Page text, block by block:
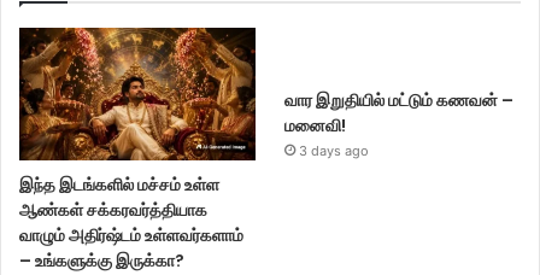
இந்த இடங்களில் மச்சம் உள்ள
ஆண்கள் சக்கரவர்த்தியாக
வாழும் அதிர்ஷ்டம் உள்ளவர்களாம்
– உங்களுக்கு இருக்கா?
வார இறுதியில் மட்டும் கணவன் –
மனைவி!
3 days ago